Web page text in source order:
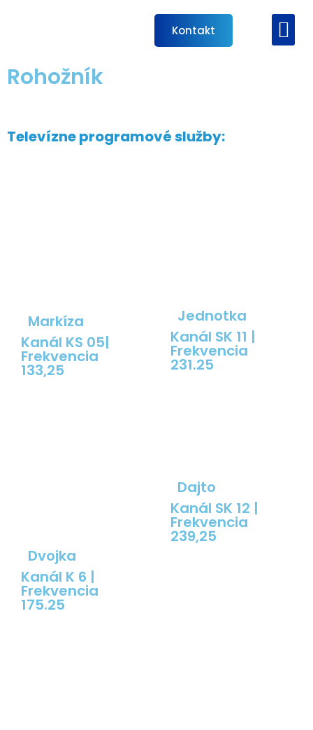
Kontakt
Rohožník
Televízne programové služby:
Markíza
Kanál KS 05|
Frekvencia
133,25
Jednotka
Kanál SK 11 |
Frekvencia
231.25
Dvojka
Kanál K 6 |
Frekvencia
175.25
Dajto
Kanál SK 12 |
Frekvencia
239,25